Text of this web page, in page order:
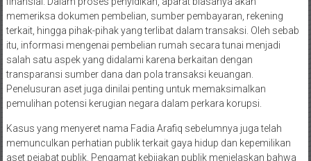
memeriksa dokumen pembelian, sumber pembayaran, rekening
terkait, hingga pihak-pihak yang terlibat dalam transaksi. Oleh sebab
itu, informasi mengenai pembelian rumah secara tunai menjadi
salah satu aspek yang didalami karena berkaitan dengan
transparansi sumber dana dan pola transaksi keuangan.
Penelusuran aset juga dinilai penting untuk memaksimalkan
pemulihan potensi kerugian negara dalam perkara korupsi.
Kasus yang menyeret nama Fadia Arafiq sebelumnya juga telah
memunculkan perhatian publik terkait gaya hidup dan kepemilikan
aset pejabat publik. Pengamat kebijakan publik menjelaskan bahwa